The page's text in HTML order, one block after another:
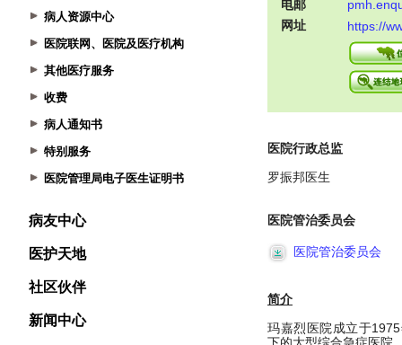
病人资源中心
医院联网、医院及医疗机构
其他医疗服务
收费
病人通知书
特别服务
医院管理局电子医生证明书
病友中心
医护天地
社区伙伴
新闻中心